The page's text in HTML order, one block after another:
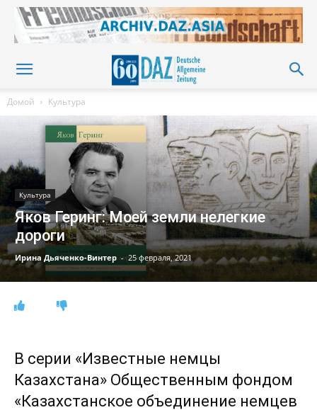
Домой Культура
Культура
Яков Геринг: Моей земли нелегкие
дороги
Ирина Дьяченко-Винтер - 25 февраля, 2021
В серии «Известные немцы
Казахстана» Общественным фондом
«Казахстанское объединение немцев